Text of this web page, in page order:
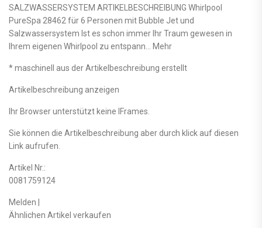
SALZWASSERSYSTEM ARTIKELBESCHREIBUNG Whirlpool
PureSpa 28462 für 6 Personen mit Bubble Jet und
Salzwassersystem Ist es schon immer Ihr Traum gewesen in
Ihrem eigenen Whirlpool zu entspann… Mehr
* maschinell aus der Artikelbeschreibung erstellt
Artikelbeschreibung anzeigen
Ihr Browser unterstützt keine IFrames.
Sie können die Artikelbeschreibung aber durch klick auf diesen
Link aufrufen.
Artikel Nr.:
0081759124
Melden |
Ähnlichen Artikel verkaufen